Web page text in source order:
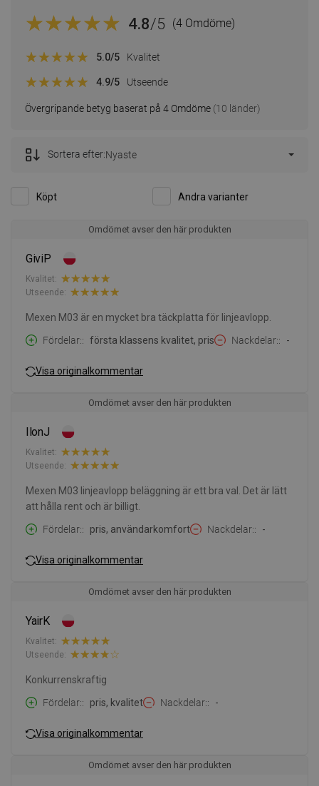
4.8/5 (4 Omdöme)
Övergripande betyg baserat på 4 Omdöme (10 länder)
5.0/5 Kvalitet
4.9/5 Utseende
Köpt Andra varianter
Sortera efter:Nyaste
Omdömet avser den här produkten
GiviP
Kvalitet:
Utseende:
Mexen M03 är en mycket bra täckplatta för linjeavlopp.
Fördelar:
första klassens kvalitet, pris Nackdelar: -
Visa originalkommentar
Omdömet avser den här produkten
IlonJ
Kvalitet:
Utseende:
Mexen M03 linjeavlopp beläggning är ett bra val. Det är lätt
att hålla rent och är billigt.
Fördelar:
pris, användarkomfort Nackdelar: -
Visa originalkommentar
Omdömet avser den här produkten
YairK
Kvalitet:
Utseende:
Konkurrenskraftig
Fördelar:
pris, kvalitet Nackdelar: -
Visa originalkommentar
Omdömet avser den här produkten